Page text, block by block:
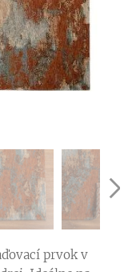
prvok v